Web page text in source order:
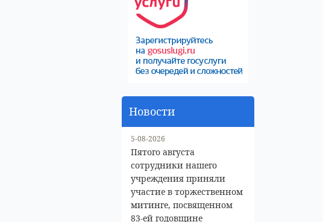
Новости
5-08-2026
Пятого августа
сотрудники нашего
учреждения приняли
участие в торжественном
митинге, посвященном
83-ей годовщине